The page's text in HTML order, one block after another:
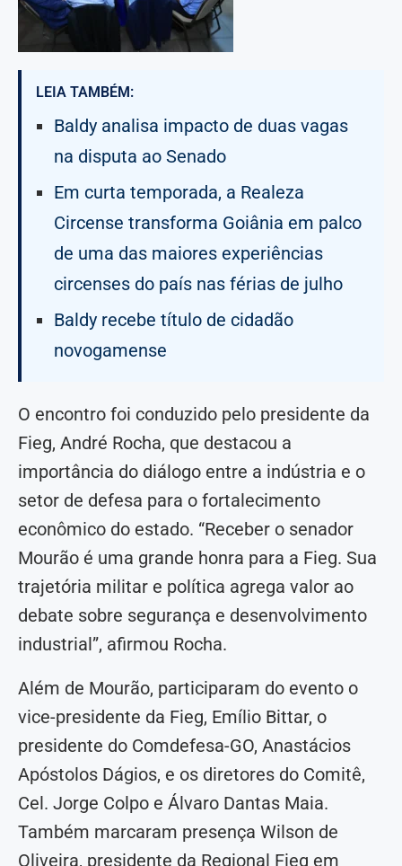
LEIA TAMBÉM:
Baldy analisa impacto de duas vagas
na disputa ao Senado
Em curta temporada, a Realeza
Circense transforma Goiânia em palco
de uma das maiores experiências
circenses do país nas férias de julho
Baldy recebe título de cidadão
novogamense
O encontro foi conduzido pelo presidente da
Fieg, André Rocha, que destacou a
importância do diálogo entre a indústria e o
setor de defesa para o fortalecimento
econômico do estado. “Receber o senador
Mourão é uma grande honra para a Fieg. Sua
trajetória militar e política agrega valor ao
debate sobre segurança e desenvolvimento
industrial”, afirmou Rocha.
Além de Mourão, participaram do evento o
vice-presidente da Fieg, Emílio Bittar, o
presidente do Comdefesa-GO, Anastácios
Apóstolos Dágios, e os diretores do Comitê,
Cel. Jorge Colpo e Álvaro Dantas Maia.
Também marcaram presença Wilson de
Oliveira, presidente da Regional Fieg em